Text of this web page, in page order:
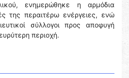
ενημερώθηκε η αρμόδια
της περαιτέρω ενέργειες, ενώ
σύλλογοι προς αποφυγή
περιοχή.